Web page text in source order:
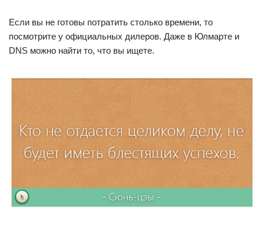
Если вы не готовы потратить столько времени, то
посмотрите у официальных дилеров. Даже в Юлмарте и
DNS можно найти то, что вы ищете.